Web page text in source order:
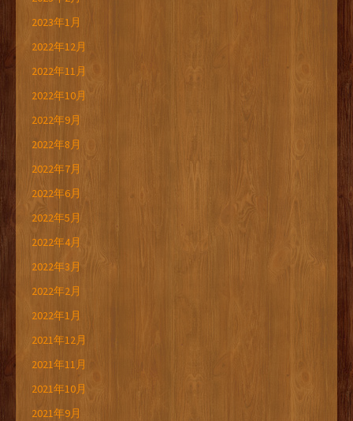
2023年1月
2022年12月
2022年11月
2022年10月
2022年9月
2022年8月
2022年7月
2022年6月
2022年5月
2022年4月
2022年3月
2022年2月
2022年1月
2021年12月
2021年11月
2021年10月
2021年9月